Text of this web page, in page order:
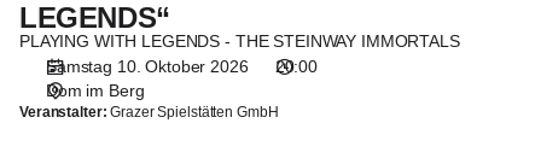
MARIA
RADUTU
„PLAYING
|
„PLAYING
WITH
LEGENDS“
LEGENDS“
PLAYING WITH LEGENDS - THE STEINWAY IMMORTALS
Samstag 10. Oktober 2026
20:00
Dom im Berg
Veranstalter:Grazer Spielstätten GmbH